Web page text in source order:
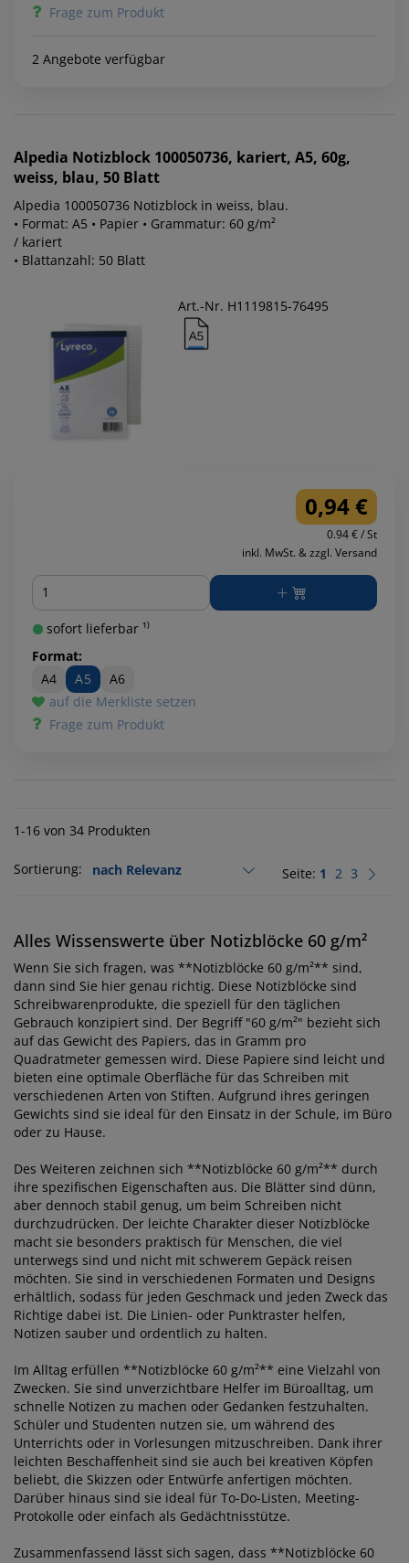
Frage zum Produkt
2 Angebote verfügbar
Alpedia Notizblock 100050736, kariert, A5, 60g,
weiss, blau, 50 Blatt
Alpedia 100050736 Notizblock in weiss, blau.
• Format: A5 • Papier • Grammatur: 60 g/m²
/ kariert
• Blattanzahl: 50 Blatt
Art.-Nr. H1119815-76495
0,94 €
0.94 € / St
inkl. MwSt. & zzgl. Versand
Menge
sofort lieferbar ¹⁾
Format:
A4
A5
A6
auf die Merkliste setzen
Frage zum Produkt
1-16 von 34 Produkten
Sortierung: Seite: 1 2 3
Alles Wissenswerte über Notizblöcke 60 g/m²
Wenn Sie sich fragen, was **Notizblöcke 60 g/m²** sind,
dann sind Sie hier genau richtig. Diese Notizblöcke sind
Schreibwarenprodukte, die speziell für den täglichen
Gebrauch konzipiert sind. Der Begriff "60 g/m²" bezieht sich
auf das Gewicht des Papiers, das in Gramm pro
Quadratmeter gemessen wird. Diese Papiere sind leicht und
bieten eine optimale Oberfläche für das Schreiben mit
verschiedenen Arten von Stiften. Aufgrund ihres geringen
Gewichts sind sie ideal für den Einsatz in der Schule, im Büro
oder zu Hause.
Des Weiteren zeichnen sich **Notizblöcke 60 g/m²** durch
ihre spezifischen Eigenschaften aus. Die Blätter sind dünn,
aber dennoch stabil genug, um beim Schreiben nicht
durchzudrücken. Der leichte Charakter dieser Notizblöcke
macht sie besonders praktisch für Menschen, die viel
unterwegs sind und nicht mit schwerem Gepäck reisen
möchten. Sie sind in verschiedenen Formaten und Designs
erhältlich, sodass für jeden Geschmack und jeden Zweck das
Richtige dabei ist. Die Linien- oder Punktraster helfen,
Notizen sauber und ordentlich zu halten.
Im Alltag erfüllen **Notizblöcke 60 g/m²** eine Vielzahl von
Zwecken. Sie sind unverzichtbare Helfer im Büroalltag, um
schnelle Notizen zu machen oder Gedanken festzuhalten.
Schüler und Studenten nutzen sie, um während des
Unterrichts oder in Vorlesungen mitzuschreiben. Dank ihrer
leichten Beschaffenheit sind sie auch bei kreativen Köpfen
beliebt, die Skizzen oder Entwürfe anfertigen möchten.
Darüber hinaus sind sie ideal für To-Do-Listen, Meeting-
Protokolle oder einfach als Gedächtnisstütze.
Zusammenfassend lässt sich sagen, dass **Notizblöcke 60